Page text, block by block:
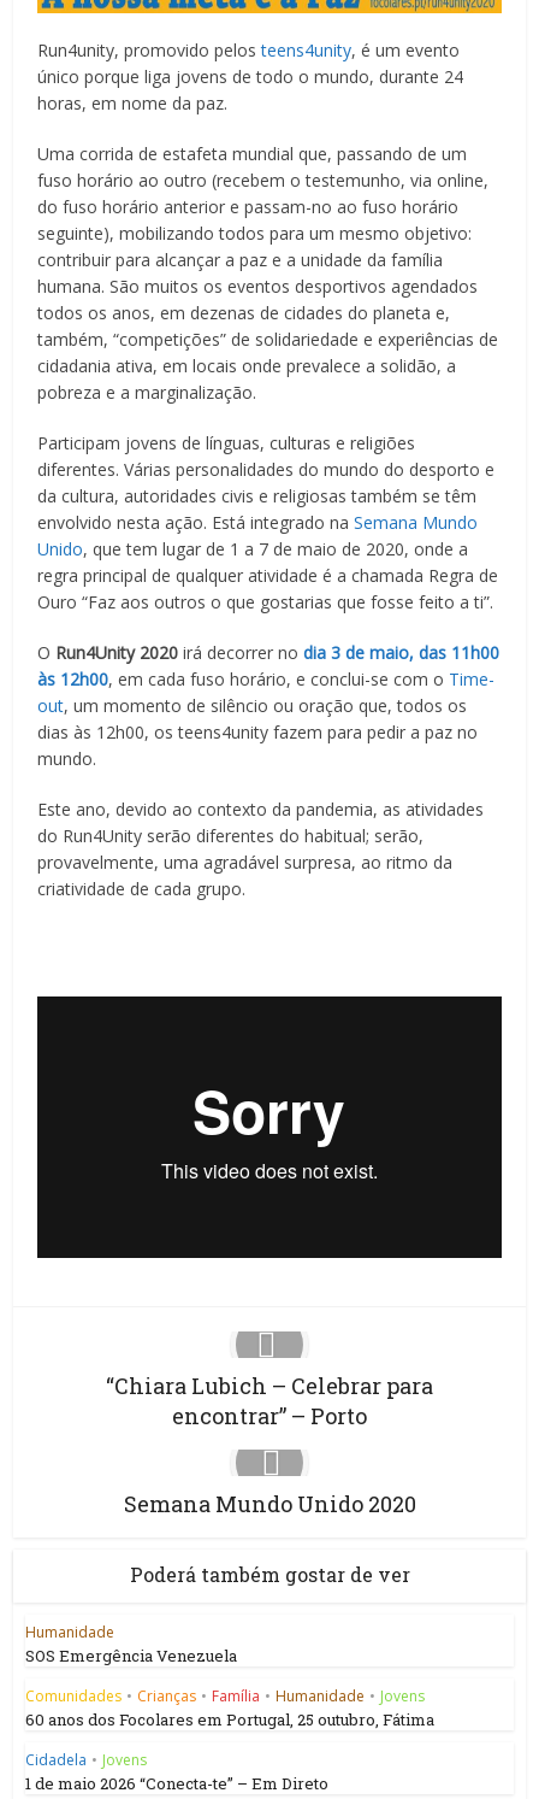
Run4unity, promovido pelosteens4unity, é um evento
único porque liga jovens de todo o mundo, durante 24
horas, em nome da paz.
Uma corrida de estafeta mundial que, passando de um
fuso horário ao outro (recebem o testemunho, via online,
do fuso horário anterior e passam-no ao fuso horário
seguinte), mobilizando todos para um mesmo objetivo:
contribuir para alcançar a paz e a unidade da família
humana. São muitos os eventos desportivos agendados
todos os anos, em dezenas de cidades do planeta e,
também, “competições” de solidariedade e experiências de
cidadania ativa, em locais onde prevalece a solidão, a
pobreza e a marginalização.
Participam jovens de línguas, culturas e religiões
diferentes. Várias personalidades do mundo do desporto e
da cultura, autoridades civis e religiosas também se têm
envolvido nesta ação. Está integrado naSemana Mundo
Unido, que tem lugar de 1 a 7 de maio de 2020, onde a
regra principal de qualquer atividade é a chamada Regra de
Ouro “Faz aos outros o que gostarias que fosse feito a ti”.
O Run4Unity 2020 irá decorrer nodia 3 de maio, das 11h00
às 12h00, em cada fuso horário, e conclui-se com o Time-
out, um momento de silêncio ou oração que, todos os
dias às 12h00, os teens4unity fazem para pedir a paz no
mundo.
Este ano, devido ao contexto da pandemia, as atividades
do Run4Unity serão diferentes do habitual; serão,
provavelmente, uma agradável surpresa, ao ritmo da
criatividade de cada grupo.
“Chiara Lubich – Celebrar para
encontrar” – Porto
Semana Mundo Unido 2020
Poderá também gostar de ver
Humanidade
SOS Emergência Venezuela
Comunidades • Crianças • Família • Humanidade • Jovens
60 anos dos Focolares em Portugal, 25 outubro, Fátima
Cidadela • Jovens
1 de maio 2026 “Conecta-te” – Em Direto